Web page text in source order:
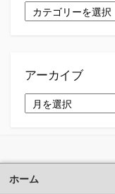
テ
アーカイブ
ー
ホーム